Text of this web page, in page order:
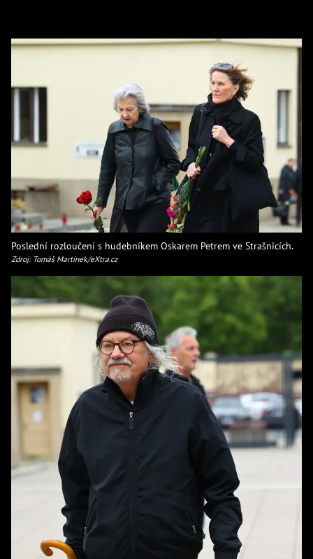
Poslední rozloučení s hudebníkem Oskarem Petrem ve Strašnicích.
Zdroj: Tomáš Martínek/eXtra.cz